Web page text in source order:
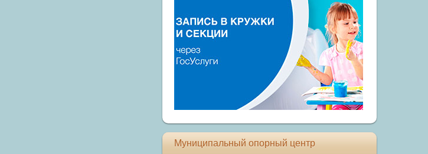
Муниципальный опорный центр